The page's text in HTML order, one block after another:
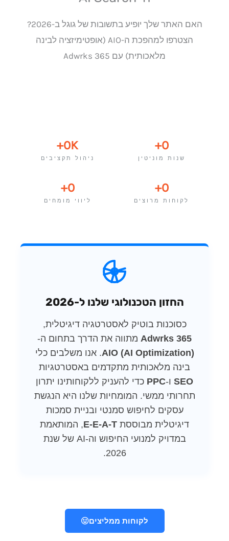
האם האתר שלך יופיע בתשובות של גוגל ב-2026?
הצטרפו למהפכת ה-AIO (אופטימיזציה לבינה
מלאכותית) עם Adwrks 365
שנות מוניטין ניהול תקציבים
+
לקוחות מרוצים ליווי מומחים
החזון הטכנולוגי שלנו ל-2026
כסוכנות בוטיק לאסטרטגיה דיגיטלית,
Adwrks 365מתווה את הדרך בתחום ה-
AIO (AI Optimization). אנו משלבים כלי
בינה מלאכותית מתקדמים באסטרטגיות
SEOו-PPCכדי להעניק ללקוחותינו יתרון
תחרותי ממשי. המומחיות שלנו היא הנגשת
עסקים לחיפוש סמנטי ובניית סמכות
דיגיטלית מבוססתE-E-A-T, המותאמת
במדויק למנועי החיפוש וה-AI של שנת
2026.
לקוחות ממליצים